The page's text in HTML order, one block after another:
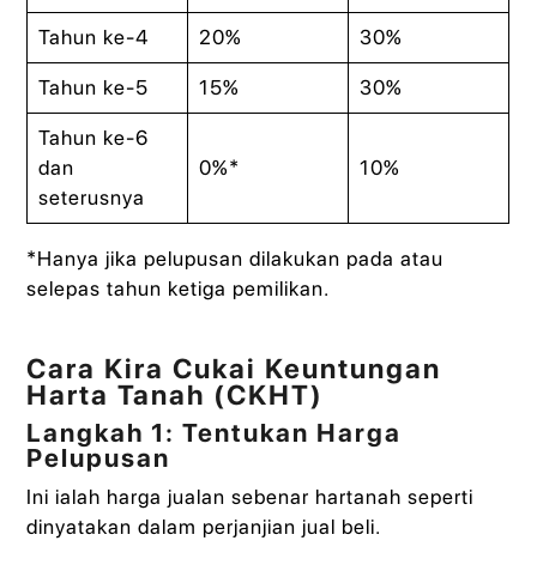
Tahun ke-4 20% 30%
Tahun ke-5 15% 30%
Tahun ke-6
dan
seterusnya
0%* 10%
*Hanya jika pelupusan dilakukan pada atau
selepas tahun ketiga pemilikan.
Cara Kira Cukai Keuntungan
Harta Tanah (CKHT)
Langkah 1: Tentukan Harga
Pelupusan
Ini ialah harga jualan sebenar hartanah seperti
dinyatakan dalam perjanjian jual beli.